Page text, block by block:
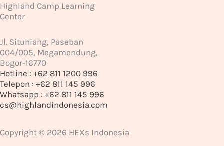
Highland Camp Learning
Center
Jl. Situhiang, Paseban
004/005, Megamendung,
Bogor-16770
Hotline : +62 811 1200 996
Telepon : +62 811 145 996
Whatsapp : +62 811 145 996
cs@highlandindonesia.com
Copyright © 2026 HEXs Indonesia